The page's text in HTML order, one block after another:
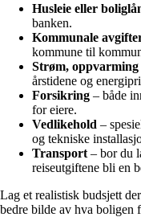
Husleie eller
banken.
Kommunale
kommune til
Strøm, oppvarming
årstidene og
Forsikring – både
for eiere.
Vedlikehold –
og tekniske
Transport – bor du
reiseutgiftene bli en
Lag et realistisk budsjett
bedre bilde av hva boligen